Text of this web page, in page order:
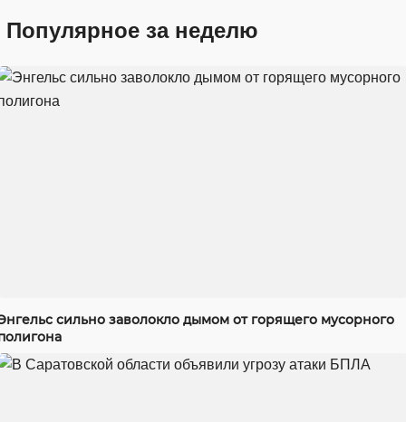
Популярное за неделю
сильно заволокло дымом от горящего мусорного